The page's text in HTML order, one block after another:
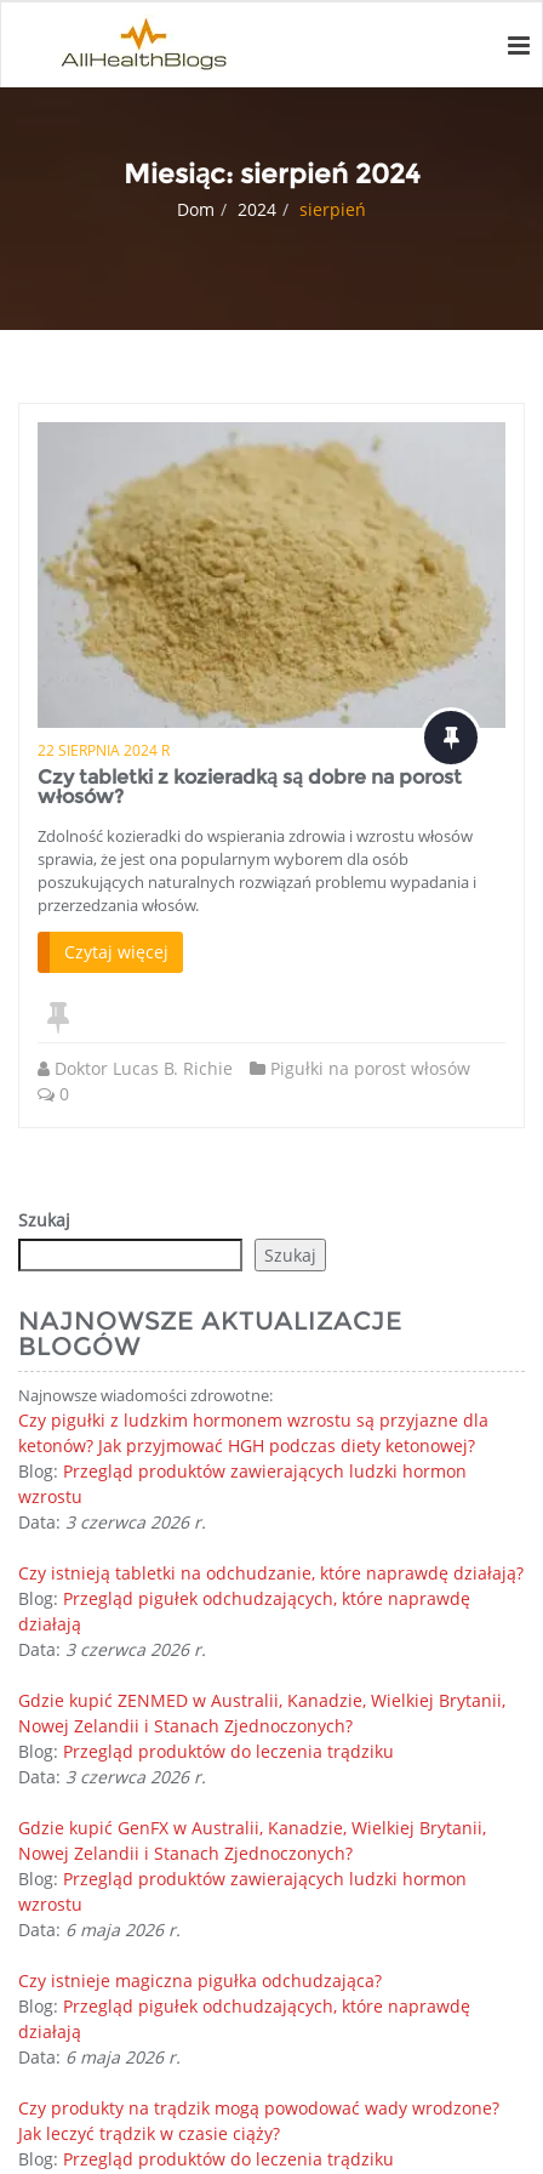
Miesiąc: sierpień 2024
Dom 2024 sierpień
22 SIERPNIA 2024 R
Czy tabletki z kozieradką są dobre na porost
włosów?
Zdolność kozieradki do wspierania zdrowia i wzrostu włosów
sprawia, że ​​jest ona popularnym wyborem dla osób
poszukujących naturalnych rozwiązań problemu wypadania i
przerzedzania włosów.
Czytaj więcej
Doktor Lucas B. Richie
Pigułki na porost włosów
0
Szukaj
Szukaj
NAJNOWSZE AKTUALIZACJE
BLOGÓW
Najnowsze wiadomości zdrowotne:
Czy pigułki z ludzkim hormonem wzrostu są przyjazne dla
ketonów? Jak przyjmować HGH podczas diety ketonowej?
Blog: Przegląd produktów zawierających ludzki hormon
wzrostu
Data: 3 czerwca 2026 r.
Czy istnieją tabletki na odchudzanie, które naprawdę działają?
Blog: Przegląd pigułek odchudzających, które naprawdę
działają
Data: 3 czerwca 2026 r.
Gdzie kupić ZENMED w Australii, Kanadzie, Wielkiej Brytanii,
Nowej Zelandii i Stanach Zjednoczonych?
Blog: Przegląd produktów do leczenia trądziku
Data: 3 czerwca 2026 r.
Gdzie kupić GenFX w Australii, Kanadzie, Wielkiej Brytanii,
Nowej Zelandii i Stanach Zjednoczonych?
Blog: Przegląd produktów zawierających ludzki hormon
wzrostu
Data: 6 maja 2026 r.
Czy istnieje magiczna pigułka odchudzająca?
Blog: Przegląd pigułek odchudzających, które naprawdę
działają
Data: 6 maja 2026 r.
Czy produkty na trądzik mogą powodować wady wrodzone?
Jak leczyć trądzik w czasie ciąży?
Blog: Przegląd produktów do leczenia trądziku